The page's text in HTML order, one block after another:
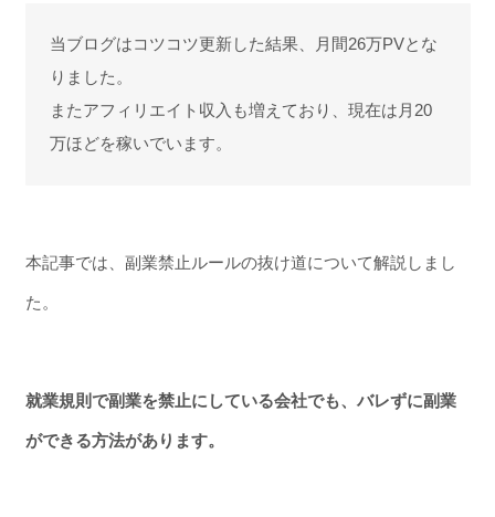
当ブログはコツコツ更新した結果、月間26万PVとな
りました。
またアフィリエイト収入も増えており、現在は月20
万ほどを稼いでいます。
本記事では、副業禁止ルールの抜け道について解説しまし
た。
就業規則で副業を禁止にしている会社でも、バレずに副業
ができる方法があります。